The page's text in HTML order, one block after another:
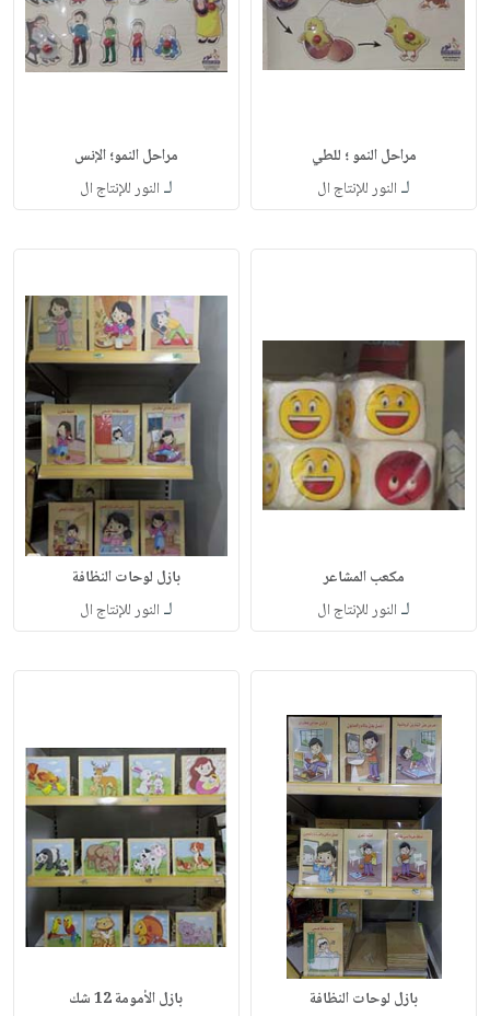
مراحل النمو ؛ للطي
لـ النور للإنتاج ال
مراحل النمو؛ الإنس
لـ النور للإنتاج ال
مكعب المشاعر
لـ النور للإنتاج ال
بازل لوحات النظافة
لـ النور للإنتاج ال
بازل لوحات النظافة بازل الأمومة 12 شك